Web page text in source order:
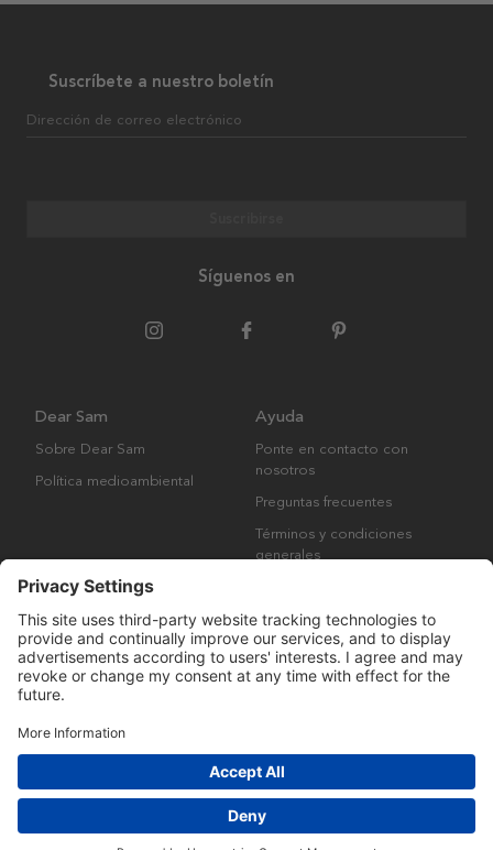
Suscríbete a nuestro boletín
Dirección de correo electrónico
Síguenos en
Dear Sam
Sobre Dear Sam
Política medioambiental
Ayuda
Ponte en contacto con
nosotros
Preguntas frecuentes
Términos y condiciones
generales
Derechos de autor © Many Brands AB 2023. Todos los derechos